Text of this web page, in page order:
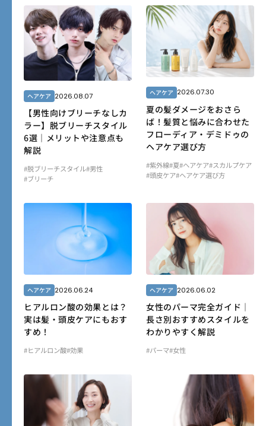
ヘアケア 2026.08.07
【男性向けブリーチなしカ
ラー】脱ブリーチスタイル
6選｜メリットや注意点も
解説
#脱ブリーチスタイル#男性
#ブリーチ
ヘアケア 2026.07.30
夏の髪ダメージをおさら
ば！髪質と悩みに合わせた
フローディア・デミドゥの
ヘアケア選び方
#紫外線#夏#ヘアケア#スカルプケア
#頭皮ケア#ヘアケア選び方
ヘアケア 2026.06.24
ヒアルロン酸の効果とは？
実は髪・頭皮ケアにもおす
すめ！
#ヒアルロン酸#効果
ヘアケア 2026.06.02
女性のパーマ完全ガイド｜
長さ別おすすめスタイルを
わかりやすく解説
#パーマ#女性